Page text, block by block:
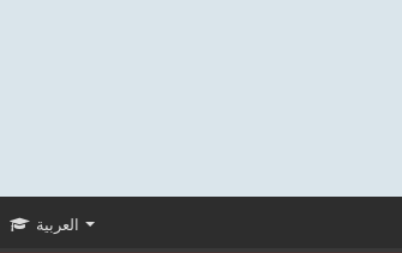
العربية